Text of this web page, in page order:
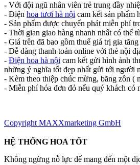
- Với đội ngũ nhân viên trẻ trung đầy
- Điện hoa tươi hà nội cam kết sản phẩm
- Sản phẩm được chuyển phát miễn phí
- Thời gian giao hàng nhanh nhất có thể
- Giá trên đã bao gồm thuế giá trị gia
- Dễ dàng thanh toán online với thẻ nội
- Điện hoa hà nội cam kết gửi hình ảnh
những ý nghĩa tốt đẹp nhất gửi tới người
- Kèm theo thiệp chúc mừng, băng zôn (
- Miễn phí hóa đơn đỏ nếu quý khách có
Copyright MAXXmarketing GmbH
HỆ THỐNG HOA TỐT
Không ngừng nỗ lực để mang đến một